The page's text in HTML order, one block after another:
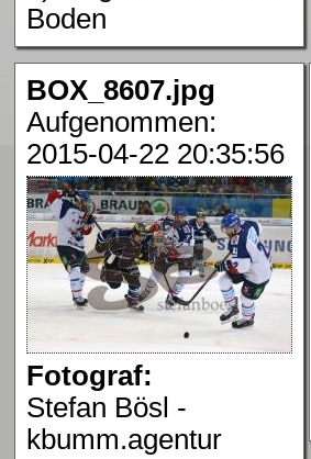
Boden
BOX_8607.jpg
Aufgenommen:
2015-04-22 20:35:56
Fotograf:
Stefan Bösl -
kbumm.agentur